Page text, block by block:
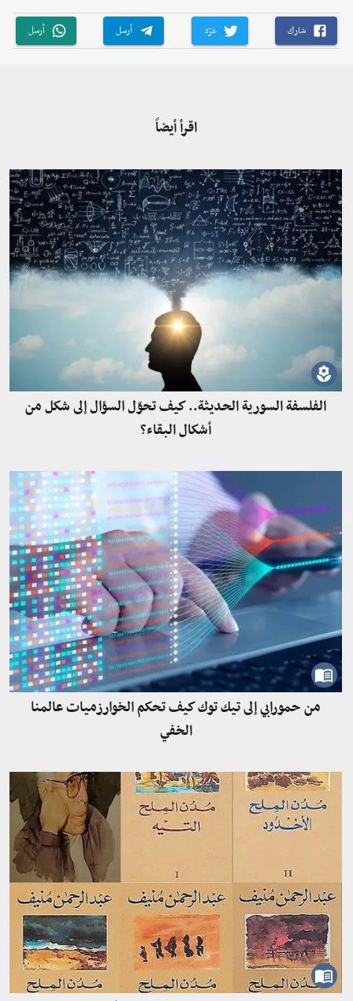
شارك غرّد أرسل أرسل
اقرأ أيضاً
الفلسفة السورية الحديثة.. كيف تحوّل السؤال إلى شكل من
أشكال البقاء؟
من حمورابي إلى تيك توك كيف تحكم الخوارزميات عالمنا
الخفي